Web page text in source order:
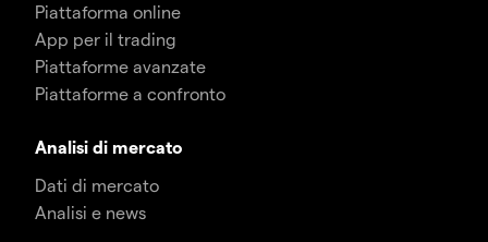
Piattaforma online
App per il trading
Piattaforme avanzate
Piattaforme a confronto
Analisi di mercato
Dati di mercato
Analisi e news